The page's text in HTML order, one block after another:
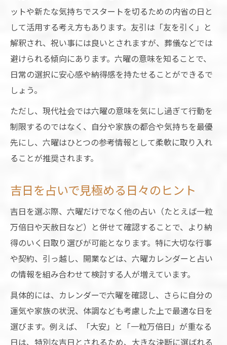
六曜を気にする割合と日常での活かし方
ットや新たな気持ちでスタートを切るための内省の日と
して活用する考え方もあります。友引は「友を引く」と
解釈され、祝い事には良いとされますが、葬儀などでは
避けられる傾向にあります。六曜の意味を知ることで、
日常の選択に安心感や納得感を持たせることができるで
しょう。
ただし、現代社会では六曜の意味を気にし過ぎて行動を
制限するのではなく、自分や家族の都合や気持ちを最優
先にし、六曜はひとつの参考情報として柔軟に取り入れ
ることが推奨されます。
吉日を占いで見極める日々のヒント
吉日を選ぶ際、六曜だけでなく他の占い（たとえば一粒
万倍日や天赦日など）と併せて確認することで、より納
得のいく日取り選びが可能となります。特に大切な行事
や契約、引っ越し、開業などは、六曜カレンダーと占い
の情報を組み合わせて検討する人が増えています。
具体的には、カレンダーで六曜を確認し、さらに自分の
運気や家族の状況、体調なども考慮した上で最適な日を
選びます。例えば、「大安」と「一粒万倍日」が重なる
日は、特別な吉日とされるため、大きな決断に選ばれる